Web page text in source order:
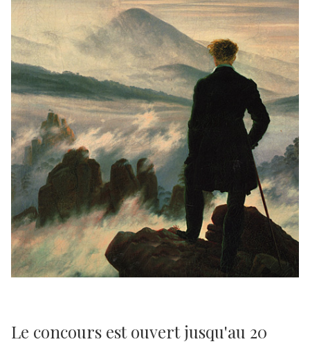
Le concours est ouvert jusqu'au 20